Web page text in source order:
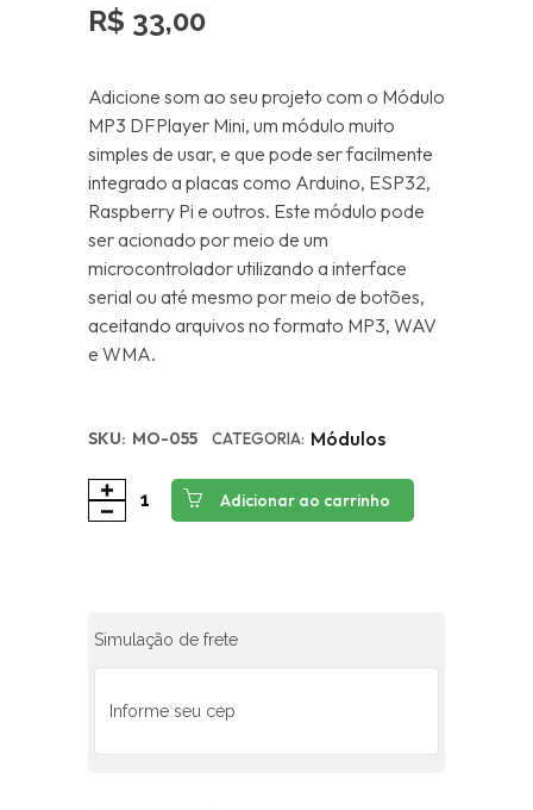
R$ 33,00
Adicione som ao seu projeto com o Módulo
MP3 DFPlayer Mini, um módulo muito
simples de usar, e que pode ser facilmente
integrado a placas como Arduino, ESP32,
Raspberry Pi e outros. Este módulo pode
ser acionado por meio de um
microcontrolador utilizando a interface
serial ou até mesmo por meio de botões,
aceitando arquivos no formato MP3, WAV
e WMA.
SKU: MO-055 CATEGORIA: Módulos
Adicionar ao carrinho
Simulação de frete